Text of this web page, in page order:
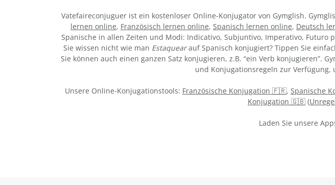
Vatefaireconjuguer ist ein kostenloser Online-Konjugator von Gymglish.
lernen online, Französisch lernen online, Spanisch lernen online, Deutsch
Spanische in allen Zeiten und Modi: Indicativo, Subjuntivo, Imperativo,
Sie wissen nicht wie man Estaquearauf Spanisch konjugiert? Tippen Sie
Sie können auch einen ganzen Satz konjugieren, z.B. “ein Verb konjugieren”.
und Konjugationsregeln zur Verfügung,
Unsere Online-Konjugationstools: Französische Konjugation 🇫🇷, Spanische
Konjugation 🇬🇧 (
Laden Sie unsere